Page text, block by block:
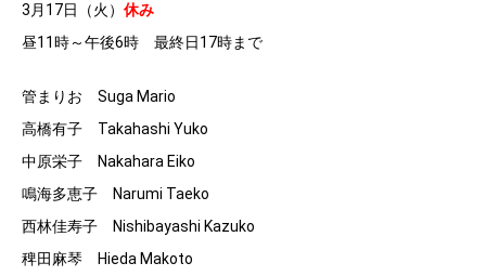
3月17日（火） 休み
昼11時～午後6時 最終日17時まで
管まりお Suga Mario
高橋有子 Takahashi Yuko
中原栄子 Nakahara Eiko
鳴海多恵子 Narumi Taeko
西林佳寿子 Nishibayashi Kazuko
稗田麻琴 Hieda Makoto